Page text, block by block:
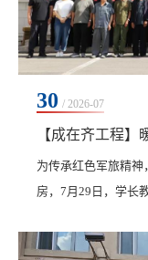
30 / 2026-07
为传承红色军旅精
房，7月29日，学长
龙江县退役军人事务